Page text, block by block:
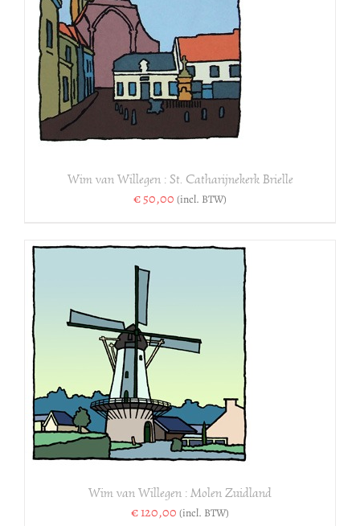
Wim van Willegen : St. Catharijnekerk Brielle
€50,00 (incl. BTW)
Wim van Willegen : Molen Zuidland
€120,00 (incl. BTW)